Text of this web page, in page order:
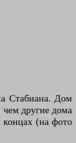
Стабиана. Дом
другие дома
концах (на фото